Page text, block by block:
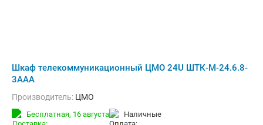
Шкаф телекоммуникационный ЦМО 24U ШТК-М-24.6.8-
3ААА
Производитель: ЦМО
Бесплатная, 16 августа наличные